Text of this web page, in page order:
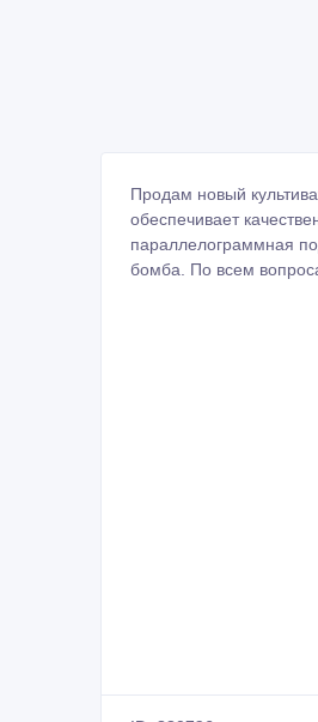
Продам новый
обеспечивает
параллелограммная
бомба. По всем